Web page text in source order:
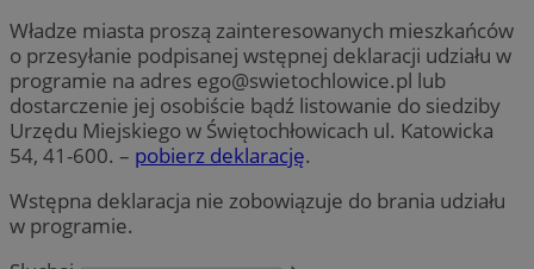
Władze miasta proszą zainteresowanych mieszkańców
o przesyłanie podpisanej wstępnej deklaracji udziału w
programie na adres ego@swietochlowice.pl lub
dostarczenie jej osobiście bądź listowanie do siedziby
Urzędu Miejskiego w Świętochłowicach ul. Katowicka
54, 41-600. – pobierz deklarację.
Wstępna deklaracja nie zobowiązuje do brania udziału
w programie.